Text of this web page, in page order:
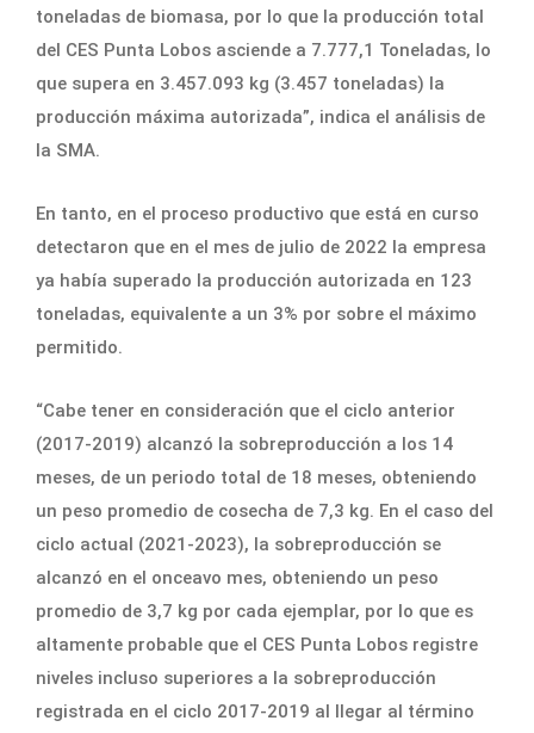
toneladas de biomasa, por lo que la producción total
del CES Punta Lobos asciende a 7.777,1 Toneladas, lo
que supera en 3.457.093 kg (3.457 toneladas) la
producción máxima autorizada”, indica el análisis de
la SMA.
En tanto, en el proceso productivo que está en curso
detectaron que en el mes de julio de 2022 la empresa
ya había superado la producción autorizada en 123
toneladas, equivalente a un 3% por sobre el máximo
permitido.
“Cabe tener en consideración que el ciclo anterior
(2017-2019) alcanzó la sobreproducción a los 14
meses, de un periodo total de 18 meses, obteniendo
un peso promedio de cosecha de 7,3 kg. En el caso del
ciclo actual (2021-2023), la sobreproducción se
alcanzó en el onceavo mes, obteniendo un peso
promedio de 3,7 kg por cada ejemplar, por lo que es
altamente probable que el CES Punta Lobos registre
niveles incluso superiores a la sobreproducción
registrada en el ciclo 2017-2019 al llegar al término